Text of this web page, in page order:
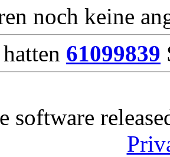
noch keine
61099839
software